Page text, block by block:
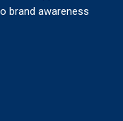
brand awareness